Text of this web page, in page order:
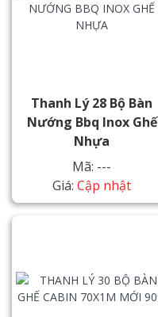
Thanh Lý 28 Bộ Bàn
Nướng Bbq Inox Ghế
Nhựa
Mã: ---
Giá: Cập nhật